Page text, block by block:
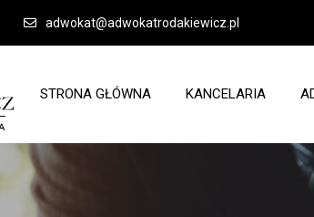
adwokat@adwokatrodakiewicz.pl
STRONA GŁÓWNA KANCELARIA